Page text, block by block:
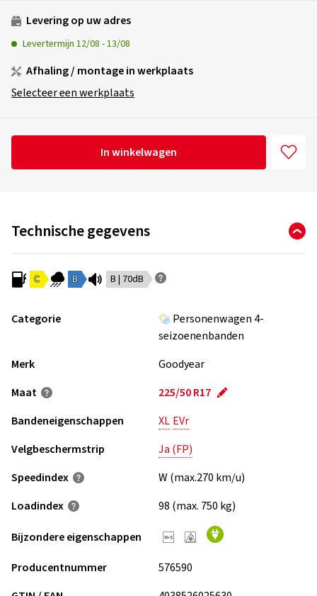
Levering op uw adres
Levertermijn 12/08 -13/08
Afhaling / montage in werkplaats
Selecteer een werkplaats
In winkelwagen
Technische gegevens
C B B | 70dB
Categorie
Personenwagen 4-
seizoenenbanden
Merk
Goodyear
Maat
225/50 R17
Bandeneigenschappen
XL EVr
Velgbeschermstrip
Ja (FP)
Speedindex
W (max.270 km/u)
Loadindex
98 (max. 750 kg)
Bijzondere eigenschappen
Producentnummer
576590